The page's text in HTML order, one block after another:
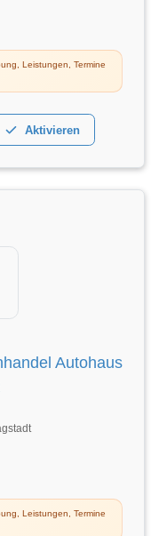
Leistungen, Termine
Aktivieren
Autohaus
Leistungen, Termine